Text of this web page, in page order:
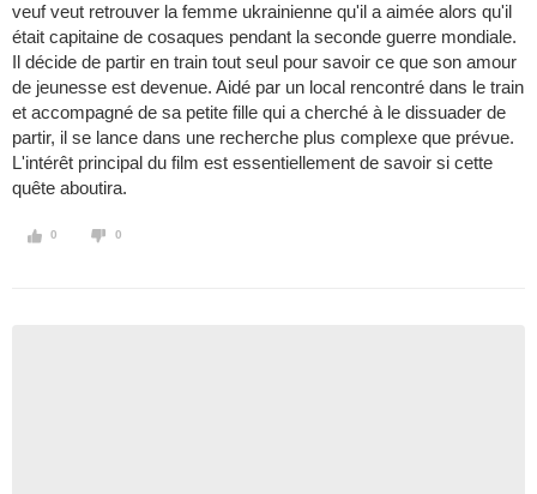
veuf veut retrouver la femme ukrainienne qu'il a aimée alors qu'il
était capitaine de cosaques pendant la seconde guerre mondiale.
Il décide de partir en train tout seul pour savoir ce que son amour
de jeunesse est devenue. Aidé par un local rencontré dans le train
et accompagné de sa petite fille qui a cherché à le dissuader de
partir, il se lance dans une recherche plus complexe que prévue.
L'intérêt principal du film est essentiellement de savoir si cette
quête aboutira.
0 0